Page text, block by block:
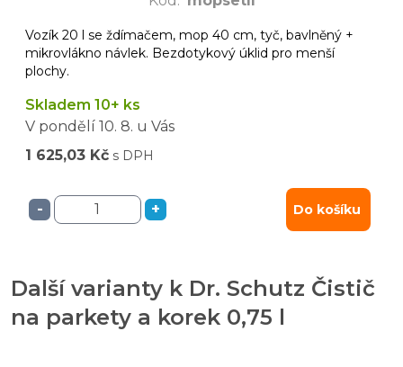
Vozík 20 l se ždímačem, mop 40 cm, tyč, bavlněný +
mikrovlákno návlek. Bezdotykový úklid pro menší
plochy.
Skladem 10+ ks
V pondělí 10. 8. u Vás
1 625,03 Kč s DPH
- + Do košíku
Další varianty k Dr. Schutz Čistič
na parkety a korek 0,75 l